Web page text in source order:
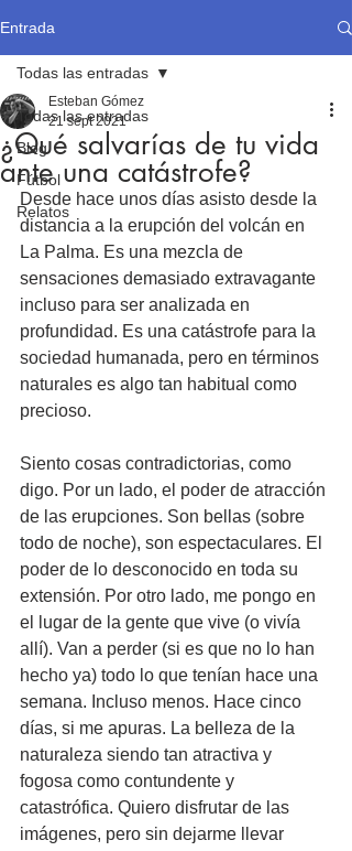
Entrada
Todas las entradas
Blog
Fútbol
Relatos
Todas las entradas
¿Qué salvarías de tu vida
ante una catástrofe?
Esteban Gómez
21 sept 2021
Desde hace unos días asisto desde la
distancia a la erupción del volcán en
La Palma. Es una mezcla de
sensaciones demasiado extravagante
incluso para ser analizada en
profundidad. Es una catástrofe para la
sociedad humanada, pero en términos
naturales es algo tan habitual como
precioso.
Siento cosas contradictorias, como
digo. Por un lado, el poder de atracción
de las erupciones. Son bellas (sobre
todo de noche), son espectaculares. El
poder de lo desconocido en toda su
extensión. Por otro lado, me pongo en
el lugar de la gente que vive (o vivía
allí). Van a perder (si es que no lo han
hecho ya) todo lo que tenían hace una
semana. Incluso menos. Hace cinco
días, si me apuras. La belleza de la
naturaleza siendo tan atractiva y
fogosa como contundente y
catastrófica. Quiero disfrutar de las
imágenes, pero sin dejarme llevar